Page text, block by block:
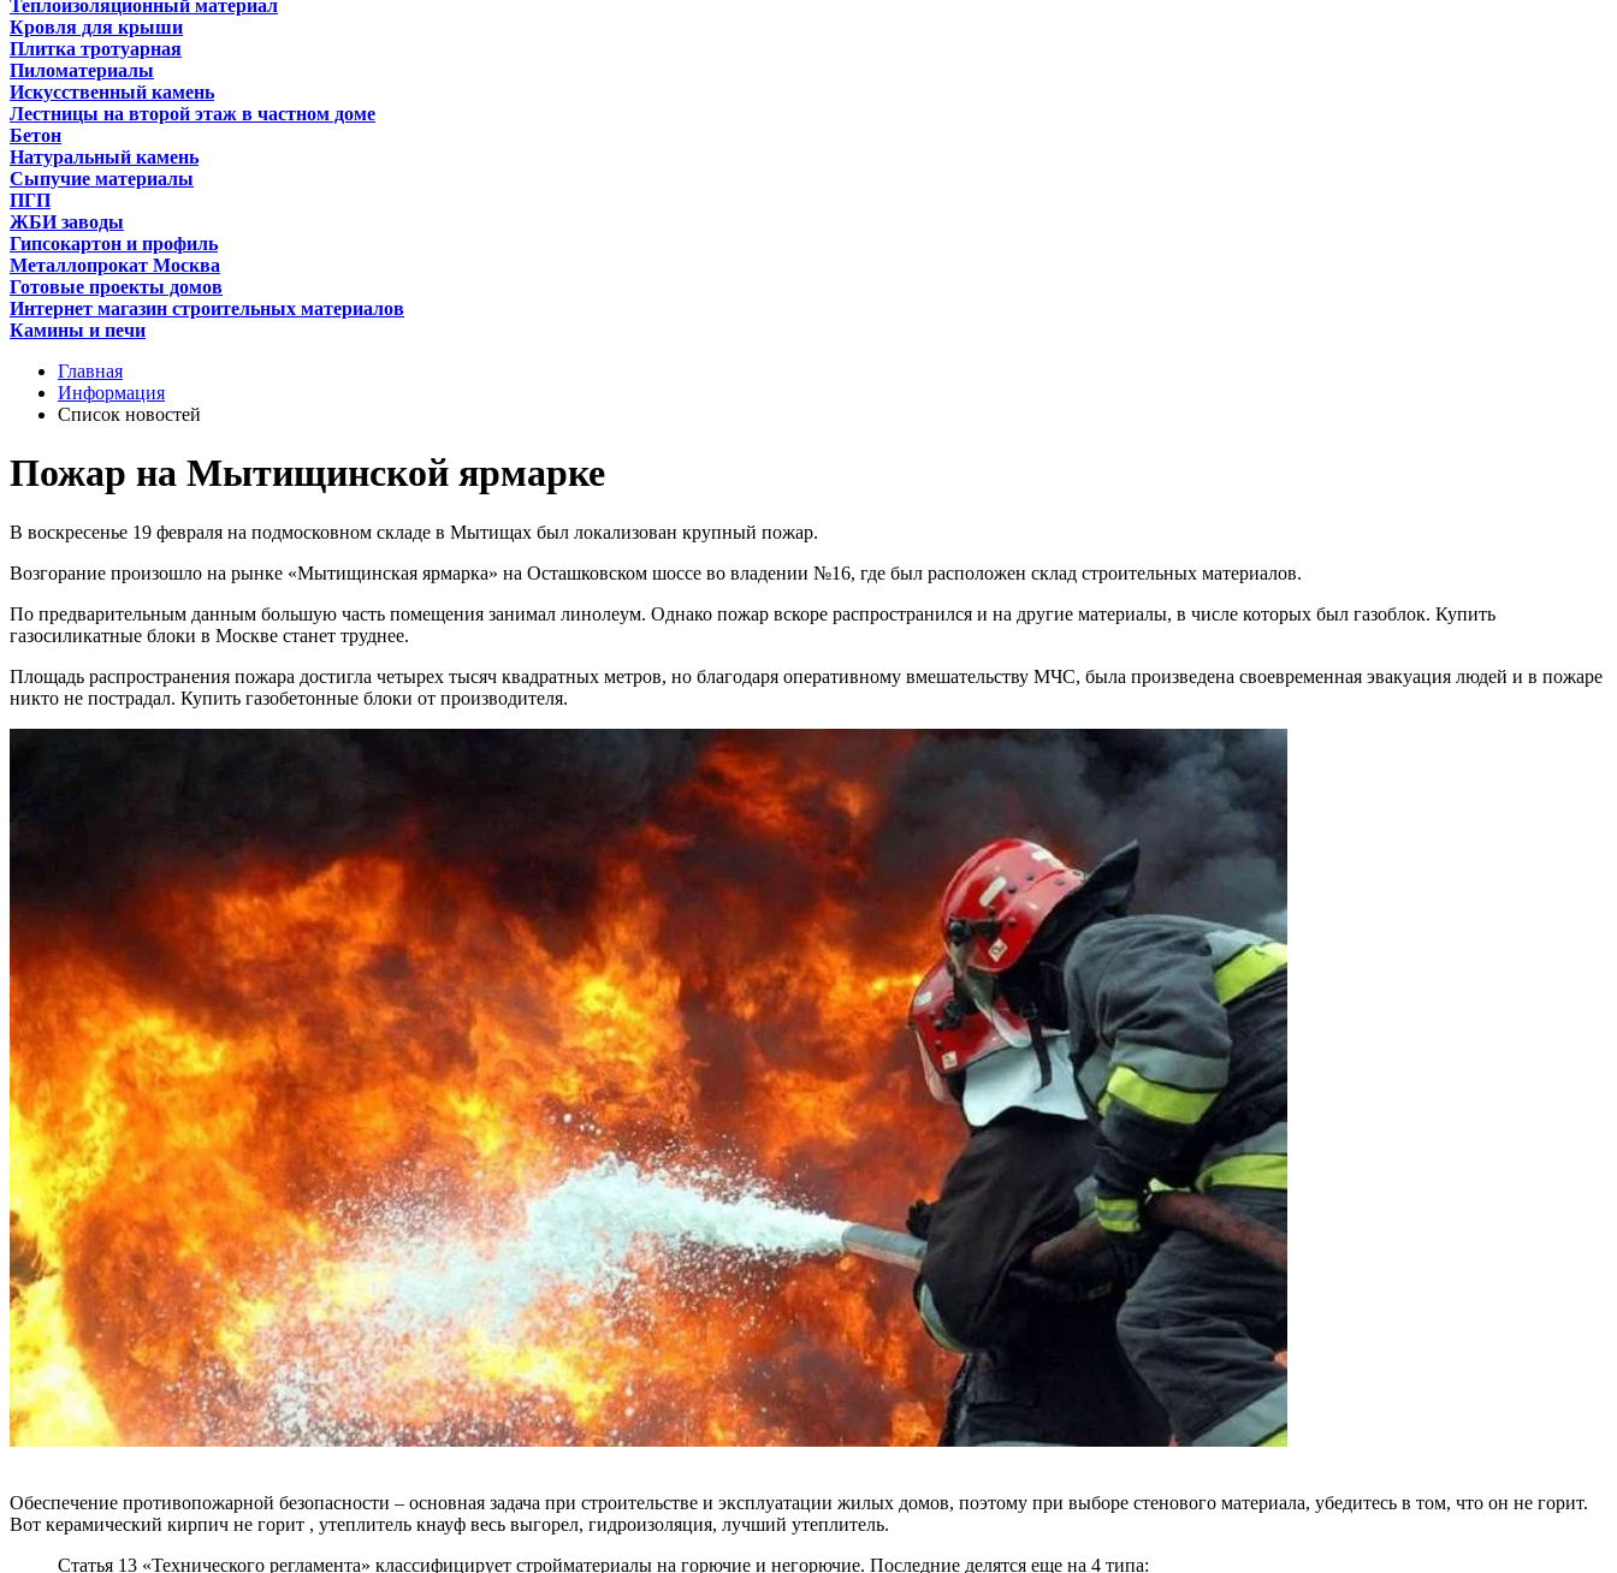
Теплоизоляционный материал
Кровля для крыши
Плитка тротуарная
Пиломатериалы
Искусственный камень
Лестницы на второй этаж в частном доме
Бетон
Натуральный камень
Сыпучие материалы
ПГП
ЖБИ заводы
Гипсокартон и профиль
Металлопрокат Москва
Готовые проекты домов
Интернет магазин строительных материалов
Камины и печи
Главная
Информация
Список новостей
Пожар на Мытищинской ярмарке
В воскресенье 19 февраля на подмосковном складе в Мытищах был локализован крупный пожар.
Возгорание произошло на рынке «Мытищинская ярмарка» на Осташковском шоссе во владении №16, где был расположен склад строительных материалов.
По предварительным данным большую часть помещения занимал линолеум. Однако пожар вскоре распространился и на другие материалы, в числе которых был газоблок. Купить
газосиликатные блоки в Москве станет труднее.
Площадь распространения пожара достигла четырех тысяч квадратных метров, но благодаря оперативному вмешательству МЧС, была произведена своевременная эвакуация людей и в пожаре
никто не пострадал. Купить газобетонные блоки от производителя.
Обеспечение противопожарной безопасности – основная задача при строительстве и эксплуатации жилых домов, поэтому при выборе стенового материала, убедитесь в том, что он не горит.
Вот керамический кирпич не горит , утеплитель кнауф весь выгорел, гидроизоляция, лучший утеплитель.
Статья 13 «Технического регламента» классифицирует стройматериалы на горючие и негорючие. Последние делятся еще на 4 типа: